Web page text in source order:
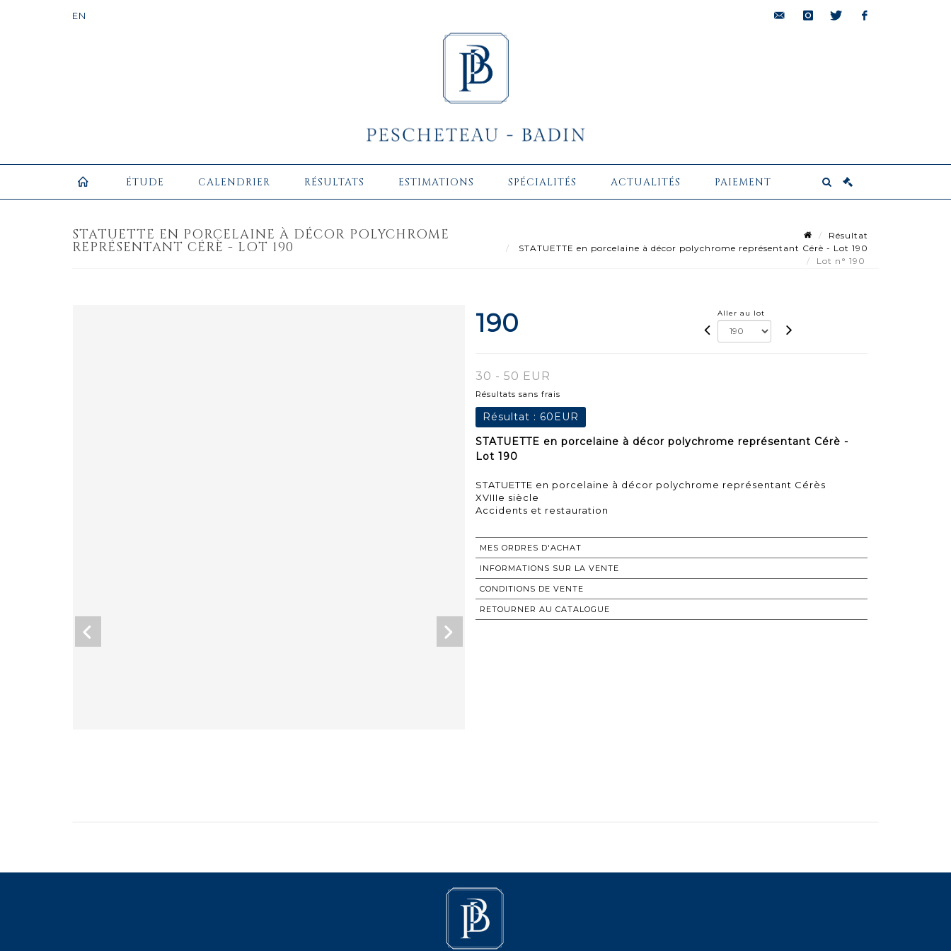
ÉTUDE CALENDRIER RÉSULTATS ESTIMATIONS SPÉCIALITÉS ACTUALITÉS PAIEMENT
STATUETTE EN PORCELAINE À DÉCOR POLYCHROME
REPRÉSENTANT CÉRÈ - LOT 190
Résultat
STATUETTE en porcelaine à décor polychrome représentant Cérè - Lot 190
Lot n° 190
190 Aller au lot
30 - 50 EUR
Résultats sans frais
Résultat : 60EUR
STATUETTE en porcelaine à décor polychrome représentant Cérè -
Lot 190
STATUETTE en porcelaine à décor polychrome représentant Cérès
XVIIIe siècle
Accidents et restauration
MES ORDRES D'ACHAT
INFORMATIONS SUR LA VENTE
CONDITIONS DE VENTE
RETOURNER AU CATALOGUE